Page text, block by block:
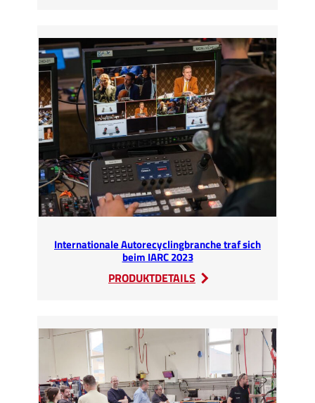
Re-
Battery
Teams
(GR)
bei
SEDA-
Umwelttechnik
GmbH
in
Kössen
Internationale Autorecyclingbranche traf sich
beim IARC 2023
PRODUKTDETAILS
:
traf
sich
beim
IARC
2023